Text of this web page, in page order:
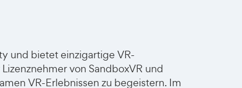
und bietet einzigartige VR-
von SandboxVR und
VR-Erlebnissen zu begeistern. Im